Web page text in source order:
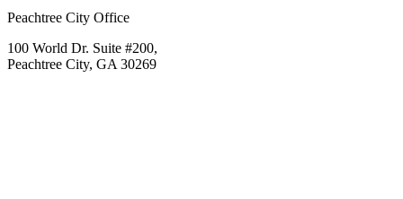
Peachtree City Office
100 World Dr. Suite #200,
Peachtree City, GA 30269